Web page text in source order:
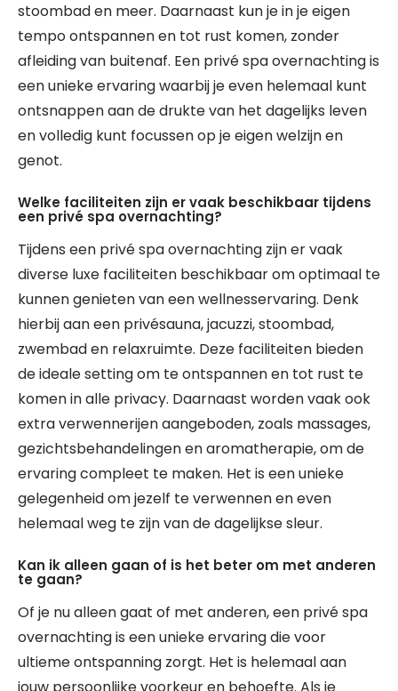
stoombad en meer. Daarnaast kun je in je eigen
tempo ontspannen en tot rust komen, zonder
afleiding van buitenaf. Een privé spa overnachting is
een unieke ervaring waarbij je even helemaal kunt
ontsnappen aan de drukte van het dagelijks leven
en volledig kunt focussen op je eigen welzijn en
genot.
Welke faciliteiten zijn er vaak beschikbaar tijdens
een privé spa overnachting?
Tijdens een privé spa overnachting zijn er vaak
diverse luxe faciliteiten beschikbaar om optimaal te
kunnen genieten van een wellnesservaring. Denk
hierbij aan een privésauna, jacuzzi, stoombad,
zwembad en relaxruimte. Deze faciliteiten bieden
de ideale setting om te ontspannen en tot rust te
komen in alle privacy. Daarnaast worden vaak ook
extra verwennerijen aangeboden, zoals massages,
gezichtsbehandelingen en aromatherapie, om de
ervaring compleet te maken. Het is een unieke
gelegenheid om jezelf te verwennen en even
helemaal weg te zijn van de dagelijkse sleur.
Kan ik alleen gaan of is het beter om met anderen
te gaan?
Of je nu alleen gaat of met anderen, een privé spa
overnachting is een unieke ervaring die voor
ultieme ontspanning zorgt. Het is helemaal aan